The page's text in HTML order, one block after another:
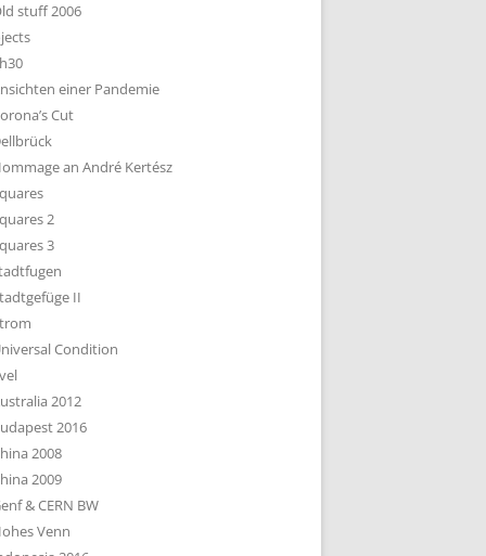
stuff 2006
einer Pandemie
Cut
an André Kertész
2
3
II
Condition
2012
2016
2008
2009
& CERN BW
Venn